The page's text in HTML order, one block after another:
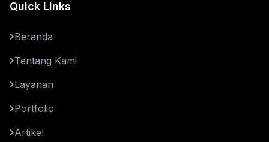
Quick Links
Beranda
Tentang Kami
Layanan
Portfolio
Artikel